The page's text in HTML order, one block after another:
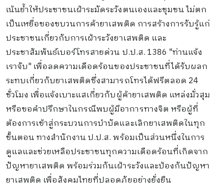
เน้นย้ำให้ประชาชนเฝ้าระมัดระวังตนเองและชุมชน ไม่ตก
เป็นเหยื่อของขบวนการค้ายาเสพติด การสร้างการรับรู้แก่
ประชาชนเกี่ยวกับการเฝ้าระวังยาเสพติด และ
ประชาสัมพันธ์เบอร์โทรสายด่วน ป.ป.ส. 1386 "ท่านแจ้ง
เราจับ" เพื่อลดความเดือดร้อนของประชาชนที่ได้รับผลก
ระทบเกี่ยวกับยาเสพติดซึ่งสามารถโทรได้ฟรีตลอด 24
ชั่วโมง เพื่อแจ้งเบาะแสเกี่ยวกับผู้ค้ายาเสพติด แหล่งมั่วสุม
หรือขอคำปรึกษาในกรณีพบผู้มีอาการทางจิต หรือผู้ที่
ต้องการเข้าสู่กระบวนการบำบัดและเลิกยาเสพติดในทุก
ขั้นตอน ทางสำนักงาน ป.ป.ส. พร้อมเป็นส่วนหนึ่งในการ
ดูแลและช่วยเหลือประชาชนทุกความเดือดร้อนที่เกิดจาก
ปัญหายาเสพติด พร้อมร่วมกันเฝ้าระวังและป้องกันปัญหา
ยาเสพติด เพื่อสังคมไทยที่ปลอดภัยอย่างยั่งยืน